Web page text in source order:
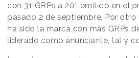
con 31 GRPs a 20”, emitido en el
pasado 2 de septiembre. Por otro
ha sido la marca con más GRPs
liderado como anunciante, tal y